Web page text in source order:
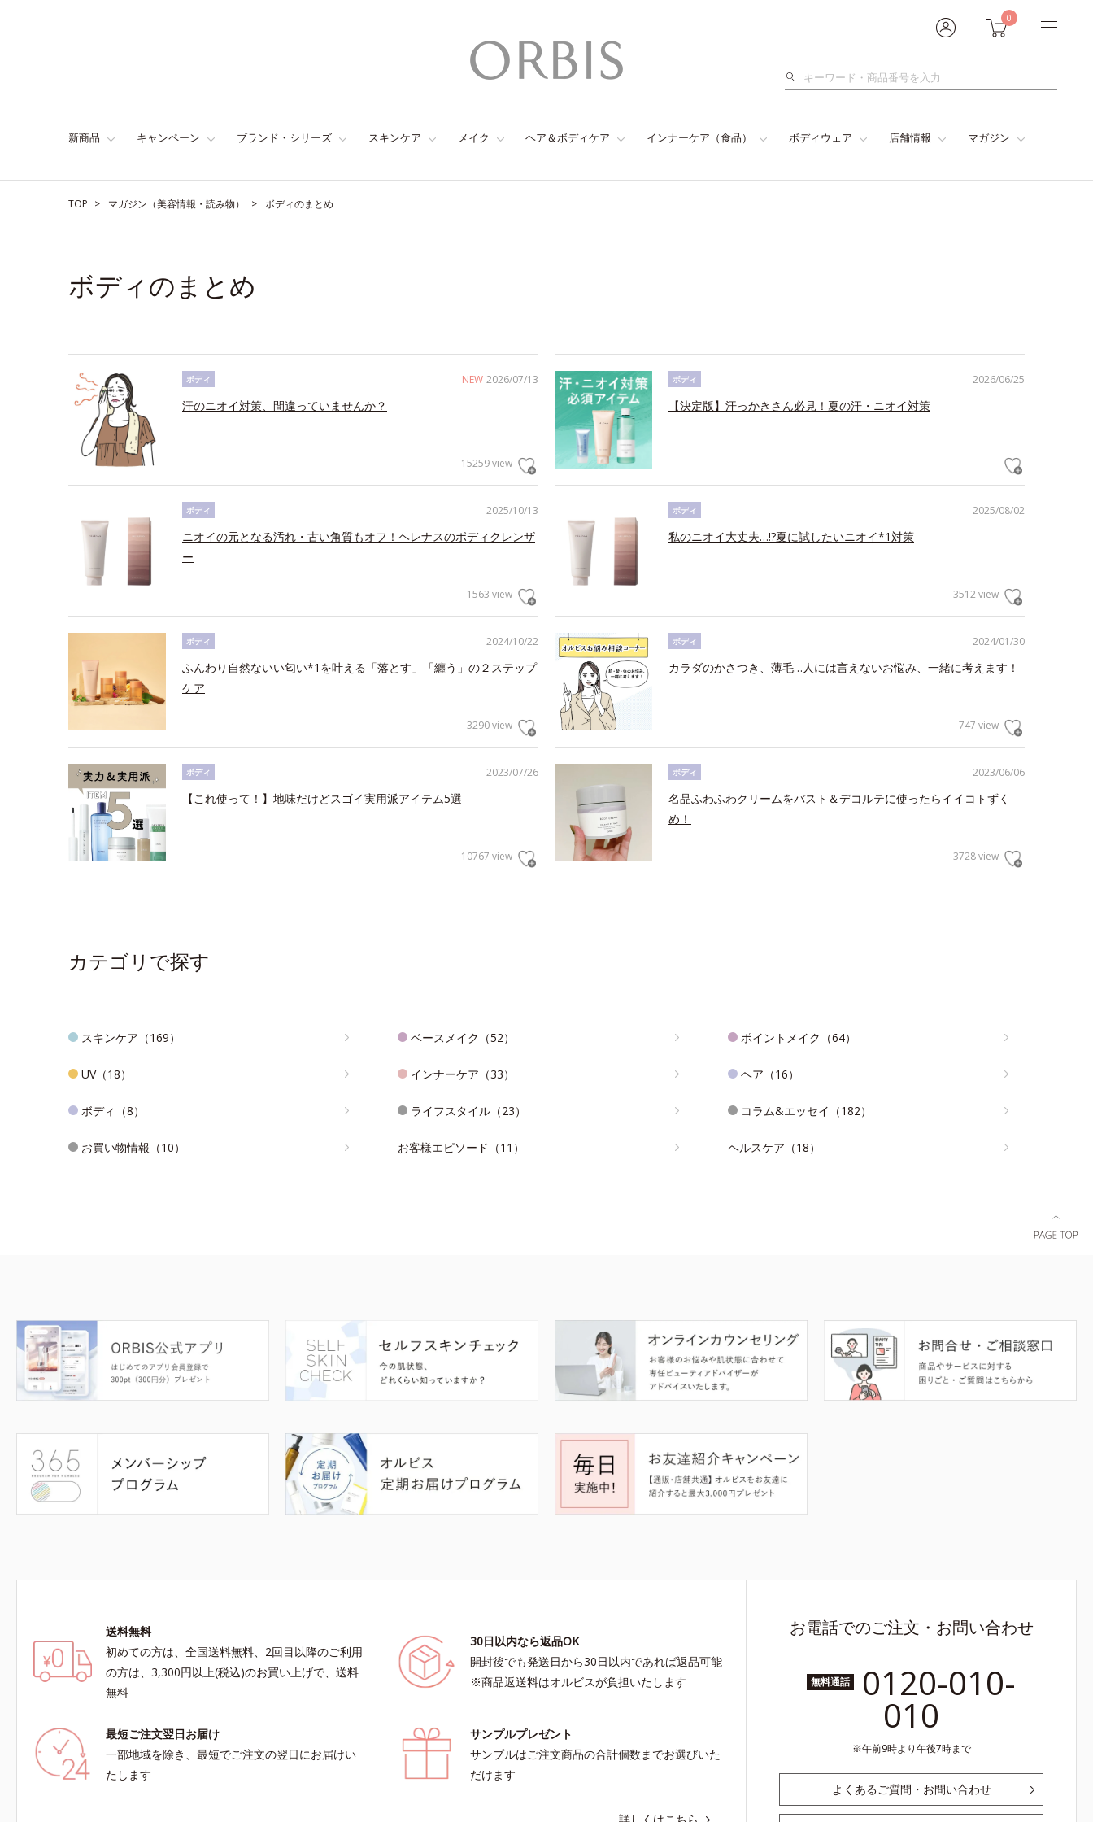
0
検
新商品 キャンペーン ブランド・シリーズ スキンケア メイク ヘア＆ボディケア インナーケア（食品） ボディウェア 店舗情報 マガジン
TOP マガジン（美容情報・読み物） ボディのまとめ
ボディのまとめ
NEW 2026/07/13
ボディ
汗のニオイ対策、間違っていませんか？
15259 view
2026/06/25
ボディ
【決定版】汗っかきさん必見！夏の汗・ニオイ対策
2025/10/13
ボディ
ニオイの元となる汚れ・古い角質もオフ！ヘレナスのボディクレンザ
ー
1563 view
2025/08/02
ボディ
私のニオイ大丈夫…!?夏に試したいニオイ*1対策
3512 view
2024/10/22
ボディ
ふんわり自然ないい匂い*1を叶える「落とす」「纏う」の２ステップ
ケア
3290 view
2024/01/30
ボディ
カラダのかさつき、薄毛…人には言えないお悩み、一緒に考えます！
747 view
2023/07/26
ボディ
【これ使って！】地味だけどスゴイ実用派アイテム5選
10767 view
2023/06/06
ボディ
名品ふわふわクリームをバスト＆デコルテに使ったらイイコトずく
め！
3728 view
カテゴリで探す
スキンケア（169） ベースメイク（52） ポイントメイク（64）
UV（18） インナーケア（33） ヘア（16）
ボディ（8） ライフスタイル（23） コラム&エッセイ（182）
お買い物情報（10） お客様エピソード（11） ヘルスケア（18）
送料無料
初めての方は、全国送料無料、2回目以降のご利用
の方は、3,300円以上(税込)のお買い上げで、送料
無料
30日以内なら返品OK
開封後でも発送日から30日以内であれば返品可能
※商品返送料はオルビスが負担いたします
最短ご注文翌日お届け
一部地域を除き、最短でご注文の翌日にお届けい
たします
サンプルプレゼント
サンプルはご注文商品の合計個数までお選びいた
だけます
お電話でのご注文・お問い合わせ
無料通話 0120-010-
010
午前9時より午後7時まで
よくあるご質問・お問い合わせ